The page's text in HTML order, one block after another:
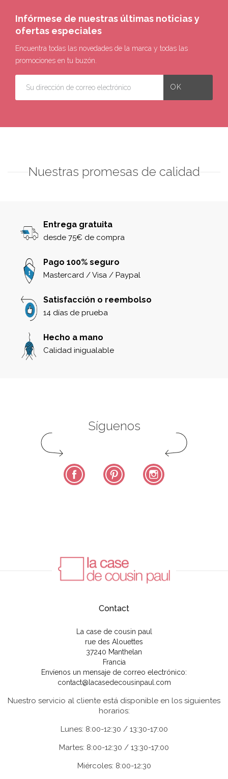
Infórmese de nuestras últimas noticias y
ofertas especiales
Encuentra todas las novedades de la marca y todas las
promociones en tu buzón.
Nuestras promesas de calidad
Entrega gratuita
desde 75€ de compra
Pago 100% seguro
Mastercard / Visa / Paypal
Satisfacción o reembolso
14 días de prueba
Hecho a mano
Calidad inigualable
Síguenos
Facebook Pinterest
Contact
La case de cousin paul
rue des Alouettes
37240 Manthelan
Francia
Envíenos un mensaje de correo electrónico:
contact@lacasedecousinpaul.com
Nuestro servicio al cliente está disponible en los siguientes
horarios:
Lunes: 8:00-12:30 / 13:30-17:00
Martes: 8:00-12:30 / 13:30-17:00
Miércoles: 8:00-12:30